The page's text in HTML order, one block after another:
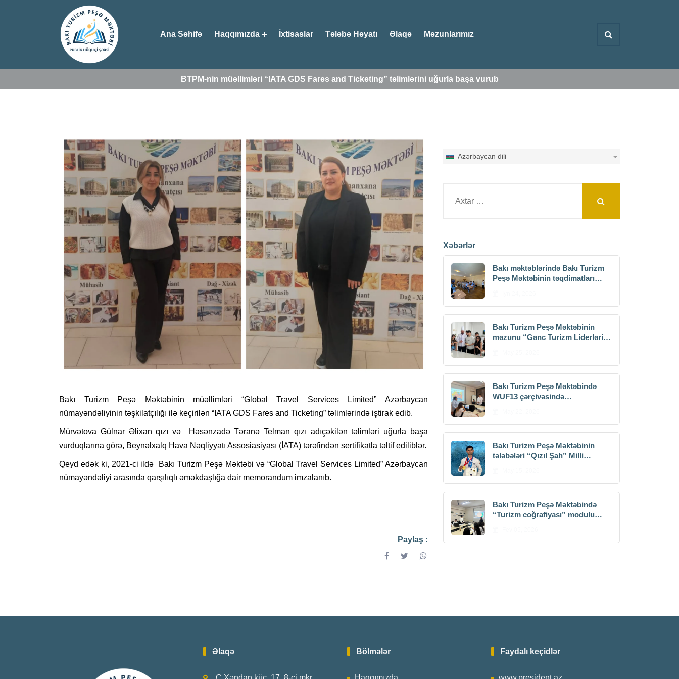
Ana Səhifə Haqqımızda İxtisaslar Tələbə Həyatı Əlaqə Məzunlarımız
BTPM-nin müəllimləri “IATA GDS Fares and Ticketing” təlimlərini uğurla başa vurub
Bakı Turizm Peşə Məktəbinin müəllimləri “Global Travel Services Limited” Azərbaycan
nümayəndəliyinin təşkilatçılığı ilə keçirilən “IATA GDS Fares and Ticketing” təlimlərində iştirak edib.
Mürvətova Gülnar Əlixan qızı və Həsənzadə Təranə Telman qızı adıçəkilən təlimləri uğurla başa
vurduqlarına görə, Beynəlxalq Hava Nəqliyyatı Assosiasiyası (İATA) tərəfindən sertifikatla təltif ediliblər.
Qeyd edək ki, 2021-ci ildə Bakı Turizm Peşə Məktəbi və “Global Travel Services Limited” Azərbaycan
nümayəndəliyi arasında qarşılıqlı əməkdaşlığa dair memorandum imzalanıb.
Paylaş :
Azərbaycan dili
Xəbərlər
Bakı məktəblərində Bakı Turizm
Peşə Məktəbinin təqdimatları
Bakı Turizm Peşə Məktəbinin
məzunu “Gənc Turizm Liderləri-
Bakı Turizm Peşə Məktəbində
WUF13 çərçivəsində
Bakı Turizm Peşə Məktəbinin
tələbələri “Qızıl Şah” Milli
Bakı Turizm Peşə Məktəbində
“Turizm coğrafiyası” modulu
Əlaqə Bölmələr Faydalı keçidlər